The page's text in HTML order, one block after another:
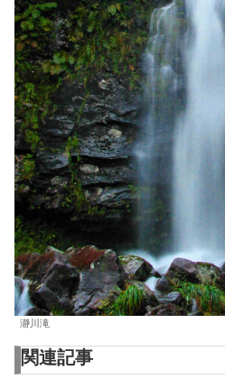
瀞川滝
関連記事